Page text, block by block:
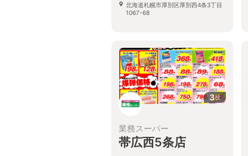
北海道札幌市厚別区厚別西4条3丁目
1067-68
3枚
業務スーパー
帯広西5条店